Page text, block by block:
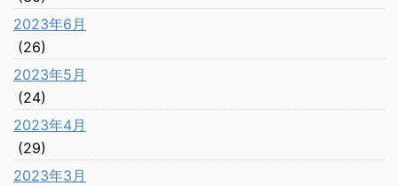
2023年6月
(26)
2023年5月
(24)
2023年4月
(29)
2023年3月